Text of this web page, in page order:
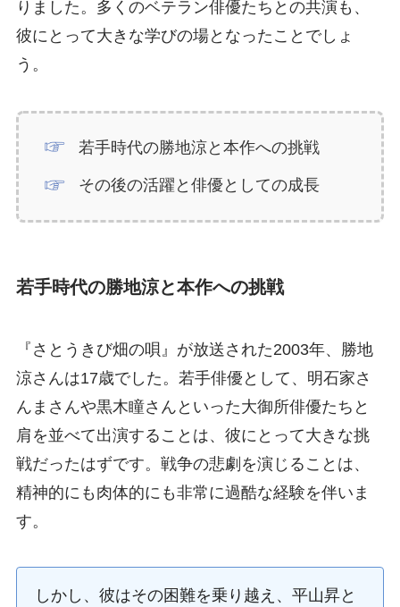
りました。多くのベテラン俳優たちとの共演も、
彼にとって大きな学びの場となったことでしょ
う。
若手時代の勝地涼と本作への挑戦
その後の活躍と俳優としての成長
若手時代の勝地涼と本作への挑戦
『さとうきび畑の唄』が放送された2003年、勝地
涼さんは17歳でした。若手俳優として、明石家さ
んまさんや黒木瞳さんといった大御所俳優たちと
肩を並べて出演することは、彼にとって大きな挑
戦だったはずです。戦争の悲劇を演じることは、
精神的にも肉体的にも非常に過酷な経験を伴いま
す。
しかし、彼はその困難を乗り越え、平山昇と